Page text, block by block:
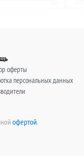
оферты
персональных данных
офертой.